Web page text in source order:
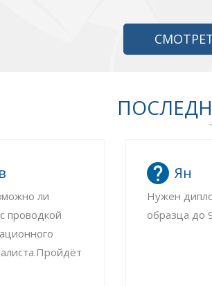
ли
проводкой
Ян
Нужен
образца до